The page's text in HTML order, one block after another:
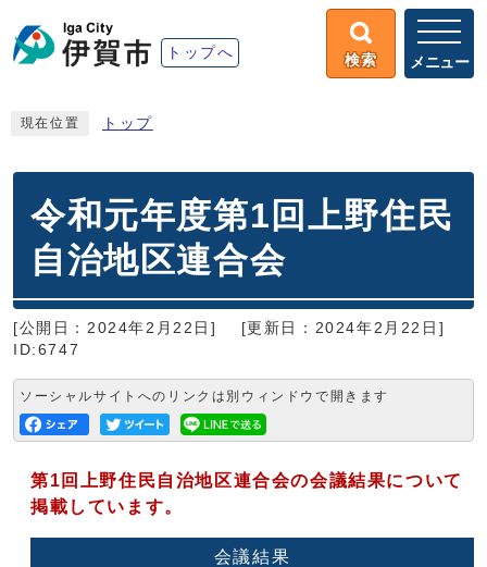
トップへ 検索 メニュー
現在位置 トップ
令和元年度第1回上野住民
自治地区連合会
[公開日：2024年2月22日]
[更新日：2024年2月22日]
ID:6747
ソーシャルサイトへのリンクは別ウィンドウで開きます
第1 回上野住民自治地区連合会の会議結果について
掲載しています。
会議結果